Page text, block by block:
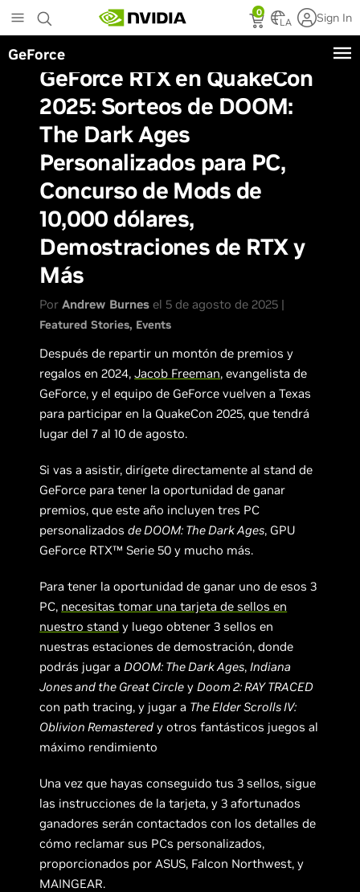
to
main
content
0
LA Sign In
GeForce
GeForce RTX en QuakeCon
2025: Sorteos de DOOM:
The Dark Ages
Personalizados para PC,
Concurso de Mods de
10,000 dólares,
Demostraciones de RTX y
Más
PorAndrew Burnes el 5 de agosto de 2025 |
Featured Stories Events
Después de repartir un montón de premios y
regalos en 2024,Jacob Freeman, evangelista de
GeForce, y el equipo de GeForce vuelven a Texas
para participar en la QuakeCon 2025, que tendrá
lugar del 7 al 10 de agosto.
Si vas a asistir, dirígete directamente al stand de
GeForce para tener la oportunidad de ganar
premios, que este año incluyen tres PC
personalizadosde DOOM: The Dark Ages, GPU
GeForce RTX™ Serie 50 y mucho más.
Para tener la oportunidad de ganar uno de esos 3
PC, necesitas tomar una tarjeta de sellos en
nuestro stand y luego obtener 3 sellos en
nuestras estaciones de demostración, donde
podrás jugar aDOOM: The Dark Ages,Indiana
Jones and the Great Circle yDoom 2: RAY TRACED
con path tracing, y jugar a The Elder Scrolls IV:
Oblivion Remastered y otros fantásticos juegos al
máximo rendimiento
Una vez que hayas conseguido tus 3 sellos, sigue
las instrucciones de la tarjeta, y 3 afortunados
ganadores serán contactados con los detalles de
cómo reclamar sus PCs personalizados,
proporcionados por ASUS, Falcon Northwest, y
MAINGEAR.